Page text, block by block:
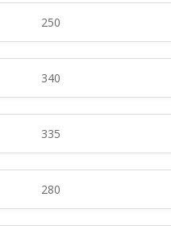
250
340
335
280